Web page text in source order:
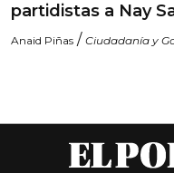
partidistas a Nay
Anaid Piñas / Ciudadanía y